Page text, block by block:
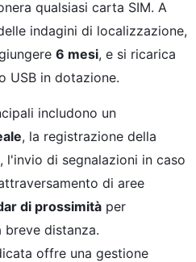
qualsiasi carta SIM. A
indagini di localizzazione,
6 mesi, e si ricarica
USB in dotazione.
includono un
, la registrazione della
di segnalazioni in caso
di aree
di prossimità per
distanza.
offre una gestione